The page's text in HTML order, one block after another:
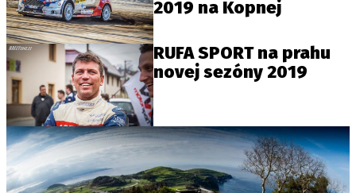
2019 na Kopnej
RUFA SPORT na prahu
novej sezóny 2019